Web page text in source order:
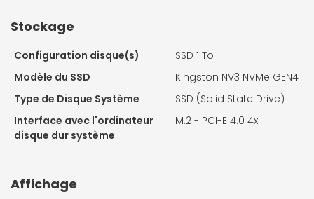
Stockage
Configuration disque(s)
SSD 1 To
Modèle du SSD
Kingston NV3 NVMe GEN4
Type de Disque Système
SSD (Solid State Drive)
Interface avec l'ordinateur
disque dur système
M.2 - PCI-E 4.0 4x
Affichage